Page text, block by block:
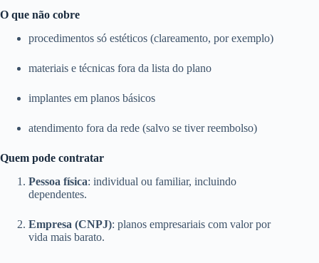
O que não cobre
procedimentos só estéticos (clareamento, por exemplo)
materiais e técnicas fora da lista do plano
implantes em planos básicos
atendimento fora da rede (salvo se tiver reembolso)
Quem pode contratar
Pessoa física: individual ou familiar, incluindo
dependentes.
Empresa (CNPJ): planos empresariais com valor por
vida mais barato.